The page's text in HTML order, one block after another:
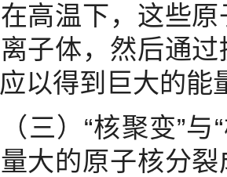
高温下，这些
子体，然后通
以得到巨大的能
）“核聚变”与“
大的原子核分